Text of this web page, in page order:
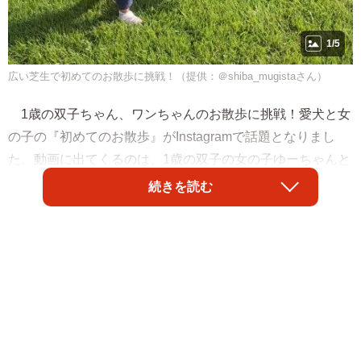
1/5
広い芝生で初めてのお散歩に挑戦！（提供：＠shiba_mugistaさん）
1歳の双子ちゃん、ワンちゃんのお散歩に挑戦！愛犬と女
の子の『初めてのお散歩』がInstagramで話題となりまし
た。動画に出てくるのは、1歳の双子の女の子ゆーちゃんと
まーちゃん、そしてふたりの”お姉ちゃん的存在”、柴犬のむ
ぎちゃんです。微笑ましいお散歩の様子に、パパが『納得
続きを読む